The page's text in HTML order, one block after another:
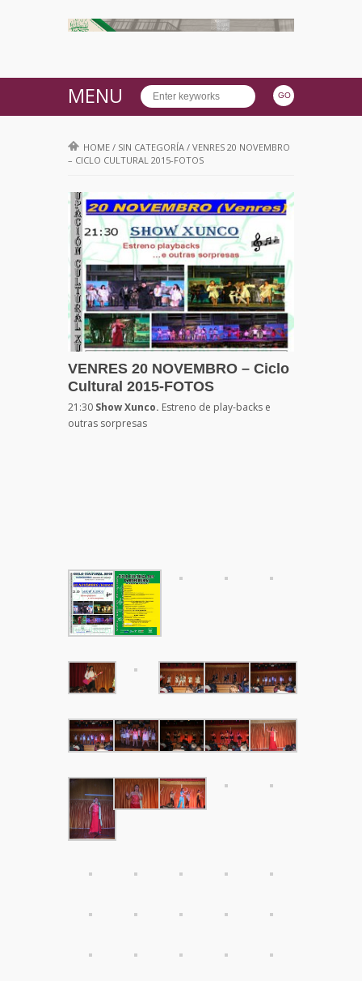
MENU
HOME / SIN CATEGORÍA / VENRES 20 NOVEMBRO
– CICLO CULTURAL 2015-FOTOS
VENRES 20 NOVEMBRO – Ciclo
Cultural 2015-FOTOS
21:30 Show Xunco. Estreno de play-backs e
outras sorpresas